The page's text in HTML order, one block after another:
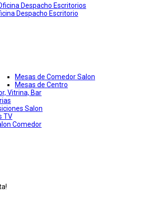
Despacho Escritorios
Despacho Escritorio
Mesas de Comedor Salon
Mesas de Centro
Vitrina, Bar
Salon
TV
Comedor